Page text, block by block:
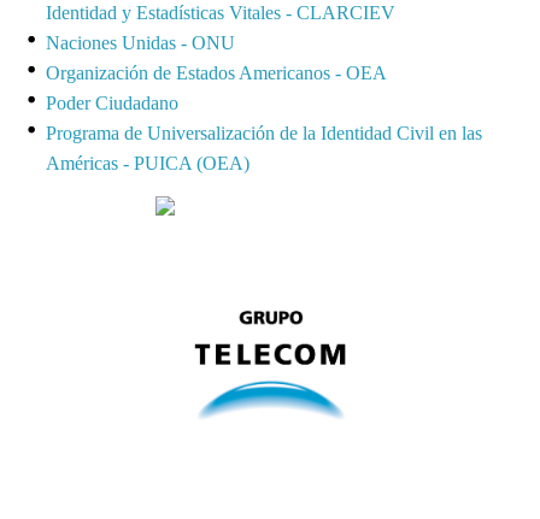
Identidad y Estadísticas Vitales - CLARCIEV
Naciones Unidas - ONU
Organización de Estados Americanos - OEA
Poder Ciudadano
Programa de Universalización de la Identidad Civil en las
Américas - PUICA (OEA)